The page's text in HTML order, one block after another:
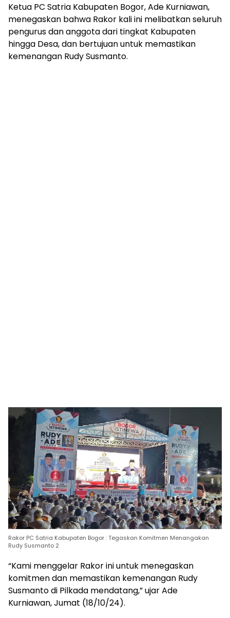
Ketua PC Satria Kabupaten Bogor, Ade Kurniawan,
menegaskan bahwa Rakor kali ini melibatkan seluruh
pengurus dan anggota dari tingkat Kabupaten
hingga Desa, dan bertujuan untuk memastikan
kemenangan Rudy Susmanto.
Rakor PC Satria Kabupaten Bogor : Tegaskan Komitmen Menangakan
Rudy Susmanto 2
“Kami menggelar Rakor ini untuk menegaskan
komitmen dan memastikan kemenangan Rudy
Susmanto di Pilkada mendatang,” ujar Ade
Kurniawan, Jumat (18/10/24).